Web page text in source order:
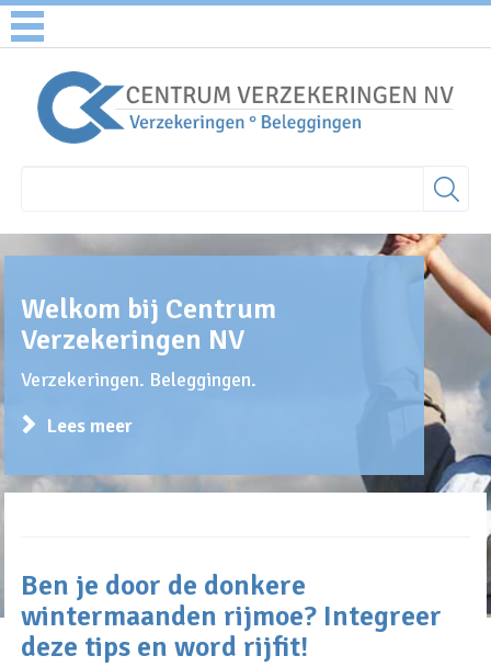
Welkom bij Centrum
Verzekeringen NV
Verzekeringen. Beleggingen.
Lees meer
Ben je door de donkere
wintermaanden rijmoe? Integreer
deze tips en word rijfit!